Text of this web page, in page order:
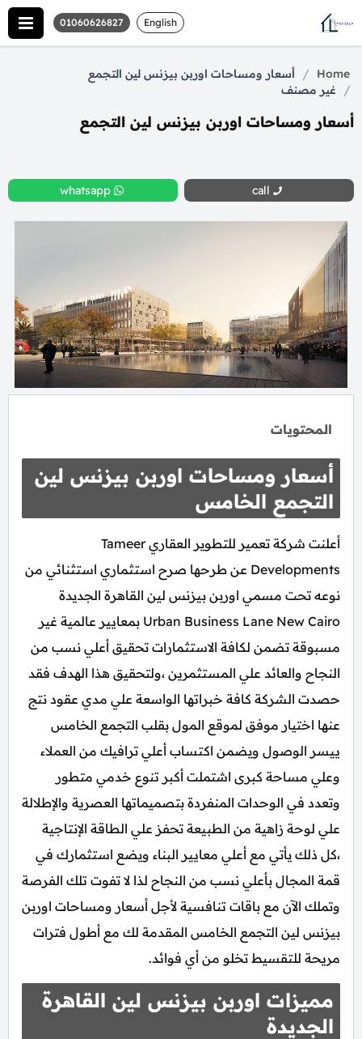
English
01060626827
Home
/ أسعار ومساحات اوربن بيزنس لين التجمع
/ غير مصنف
أسعار ومساحات اوربن بيزنس لين التجمع
call
whatsapp
المحتويات
أسعار ومساحات اوربن بيزنس لين
التجمع الخامس
أعلنت شركة تعمير للتطوير العقاري Tameer
Developments عن طرحها صرح استثماري استثنائي من
نوعه تحت مسمي اوربن بيزنس لين القاهرة الجديدة
Urban Business Lane New Cairo بمعايير عالمية غير
مسبوقة تضمن لكافة الاستثمارات تحقيق أعلي نسب من
النجاح والعائد علي المستثمرين ،ولتحقيق هذا الهدف فقد
حصدت الشركة كافة خبراتها الواسعة علي مدي عقود نتج
عنها اختيار موفق لموقع المول بقلب التجمع الخامس
ييسر الوصول ويضمن اكتساب أعلي ترافيك من العملاء
وعلي مساحة كبرى اشتملت أكبر تنوع خدمي متطور
وتعدد في الوحدات المنفردة بتصميماتها العصرية والإطلالة
علي لوحة زاهية من الطبيعة تحفز علي الطاقة الإنتاجية
،كل ذلك يأتي مع أعلي معايير البناء ويضع استثمارك في
قمة المجال بأعلي نسب من النجاح لذا لا تفوت تلك الفرصة
وتملك الآن مع باقات تنافسية لأجل أسعار ومساحات اوربن
بيزنس لين التجمع الخامس المقدمة لك مع أطول فترات
مريحة للتقسيط تخلو من أي فوائد.
مميزات اوربن بيزنس لين القاهرة
الجديدة